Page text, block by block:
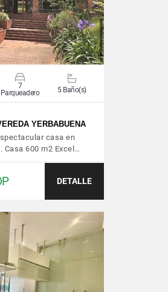
7
Parqueadero
5 Baño(s)
YERBABUENA
casa en
Casa 600 m2 Excel…
DETALLE